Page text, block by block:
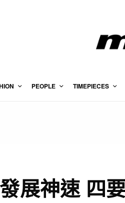
PEOPLE TIMEPIECES
展神速 四